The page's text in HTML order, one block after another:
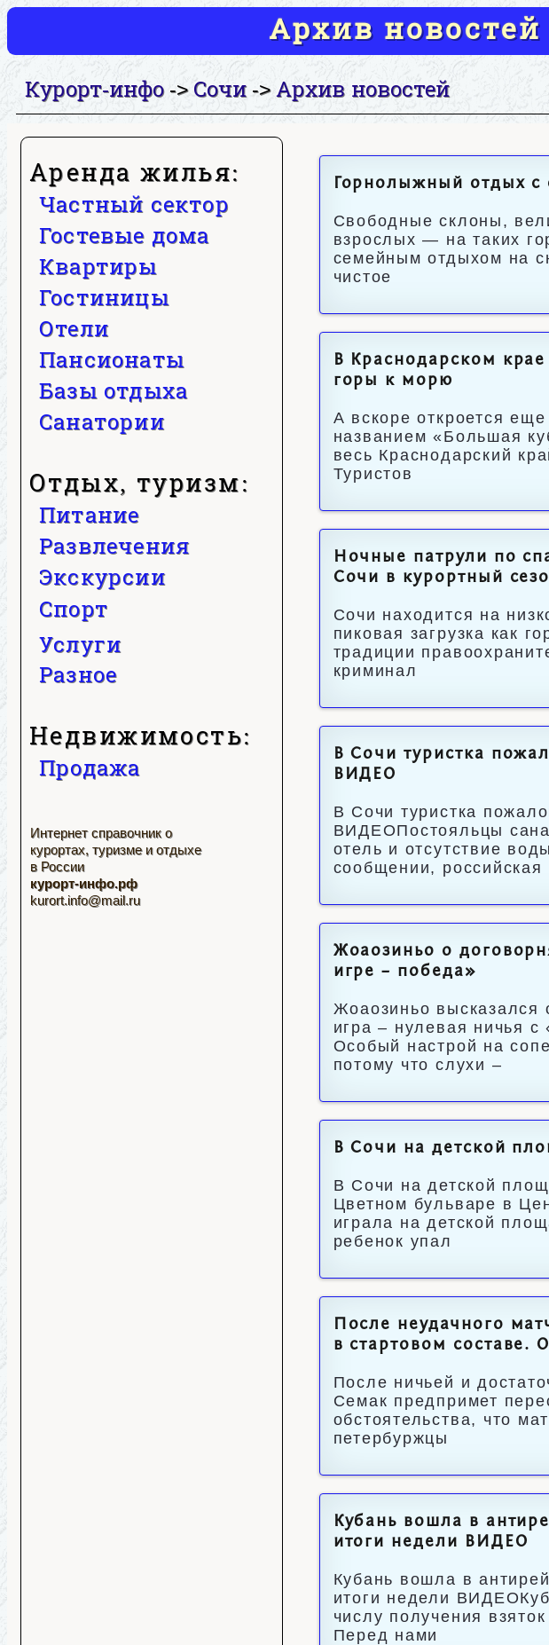
Архив новостей
Курорт-инфо-> Сочи->Архив новостей
Аренда жилья:
Частный сектор
Гостевые дома
Квартиры
Гостиницы
Отели
Пансионаты
Базы отдыха
Санатории
Отдых, туризм:
Питание
Развлечения
Экскурсии
Спорт
Услуги
Разное
Недвижимость:
Продажа
Интернет справочник о
курортах, туризме и отдыхе
в России
курорт-инфо.рф
kurort.info@mail.ru
Горнолыжный отдых с
Свободные склоны,
взрослых — на таких
семейным отдыхом на
чистое
В Краснодарском
горы к морю
А вскоре откроется
названием «Большая
весь Краснодарский
Туристов
Ночные патрули по
Сочи в курортный
Сочи находится на
пиковая загрузка как
традиции
криминал
В Сочи туристка
ВИДЕО
В Сочи туристка
ВИДЕОПостояльцы
отель и отсутствие
сообщении, российская
Жоаозиньо о
игре – победа»
Жоаозиньо высказался
игра – нулевая ничья
Особый настрой на
потому что слухи –
В Сочи на детской
В Сочи на детской
Цветном бульваре в
играла на детской
ребенок упал
После неудачного
в стартовом составе.
После ничьей и
Семак предпримет
обстоятельства, что
петербуржцы
Кубань вошла в
итоги недели ВИДЕО
Кубань вошла в
итоги недели
числу получения
Перед нами